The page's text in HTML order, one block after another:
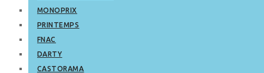
MONOPRIX
PRINTEMPS
FNAC
DARTY
CASTORAMA